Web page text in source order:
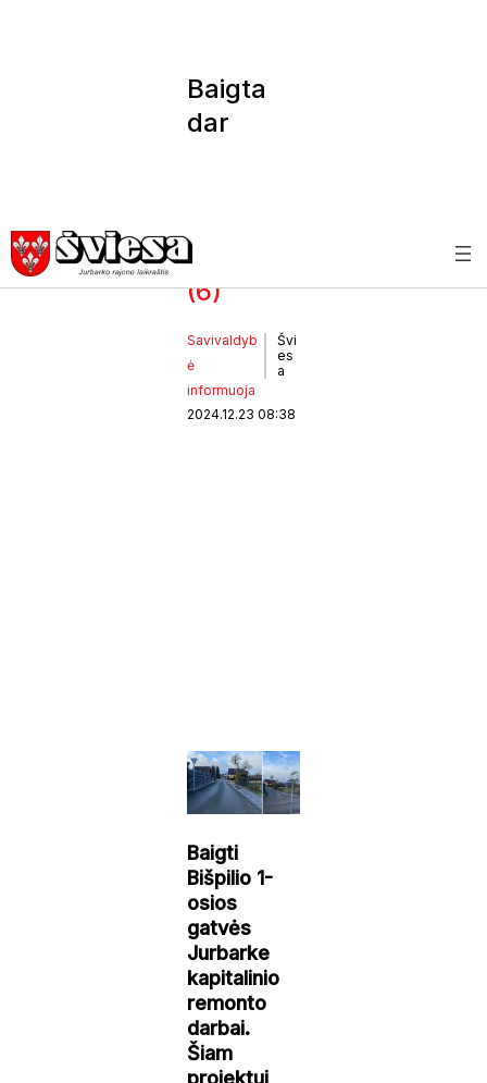
Baigta
dar
ukcija
(6)
Savivaldyb
ė
informuoja
Švi
es
a
2024.12.23 08:38
Baigti
Bišpilio 1-
osios
gatvės
Jurbarke
kapitalinio
remonto
darbai.
Šiam
projektui